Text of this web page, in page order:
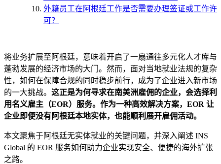
外籍员工在阿根廷工作是否需要办理签证或工作许
可？
将业务扩展至阿根廷，意味着开启了一扇通往多元化人才库与
蓬勃发展的经济市场的大门。然而，面对当地就业法规的复杂
性，如何在保障合规的同时稳步前行，成为了企业进入新市场
的一大挑战。 这正是为何寻求在南美洲雇佣的企业，会选择利
用名义雇主（EOR）服务。作为一种高效解决方案，EOR 让
企业即便没有阿根廷本地实体，也能顺利展开雇佣活动。
本文聚焦于阿根廷无实体就业的关键问题，并深入阐述 INS
Global 的 EOR 服务如何助力企业实现安全、便捷的海外扩张
之路。